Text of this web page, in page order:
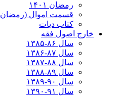
رمضان ۱۴۰۱
قسمت اموال (رمضان ۱۴۰۲)
کتاب دیات
خارج اصول فقه
سال ۸۶-۱۳۸۵
سال ۸۷-۱۳۸۶
سال ۸۸-۱۳۸۷
سال ۸۹-۱۳۸۸
سال ۹۰-۱۳۸۹
سال ۹۱-۱۳۹۰